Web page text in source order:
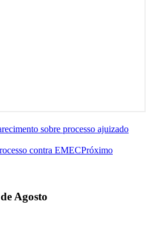
sobre processo ajuizado
contra EMECPróximo
Agosto